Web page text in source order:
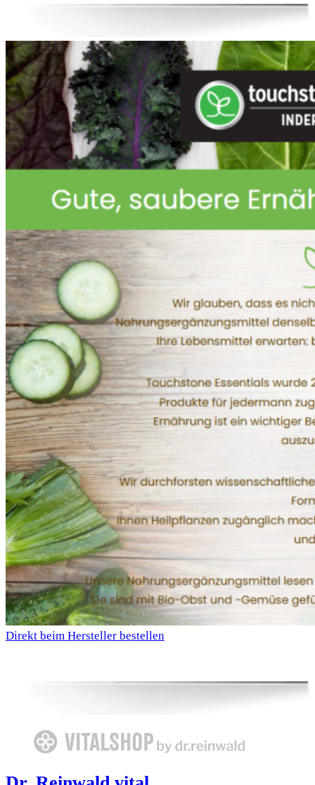
Direkt beim Hersteller bestellen